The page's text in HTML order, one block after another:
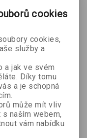
Co
Českosloven
sko v roce
Dan Peel
cookies
cookies,
služby a
a jak ve svém
Díky tomu
a je schopná
může mít vliv
naším webem,
vám nabídku